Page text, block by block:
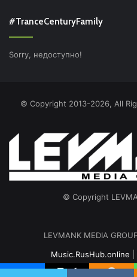
#TranceCenturyFamily
Sorry, недоступно!
© Copyright 2013-2026, All
© Copyright
LEVMANK MEDIA
Music.RusHub.online